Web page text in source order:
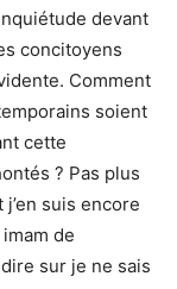
devant
concitoyens
Comment
soient
cette
? Pas plus
suis encore
de
sur je ne sais